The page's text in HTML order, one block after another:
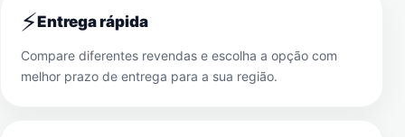
⚡Entrega rápida
Compare diferentes revendas e escolha a opção com
melhor prazo de entrega para a sua região.